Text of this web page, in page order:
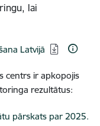
lai
Latvijā
centrs ir apkopojis
rezultātus:
pārskats par 2025.